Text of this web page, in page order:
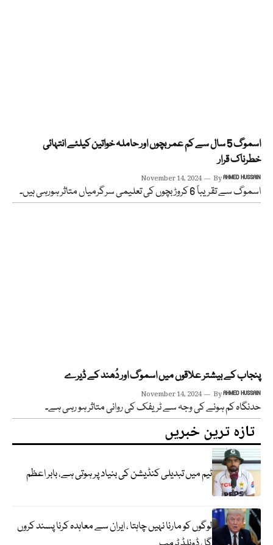
اسموگ 5 سال سے کم عمر بچوں اور حاملہ خواتین کیلئے انتہائی
خطرناک قرار
November 14, 2024 ByAHMED HUSSAIN
اسموگ سے تقریباً 6 کروڑ بچوں کی تعلیمی سرگرمیاں متاثر ہورہی ہیں۔
پنجاب کے بیشتر علاقوں میں اسموگ اور دُھند کے ڈیرے
November 14, 2024 ByAHMED HUSSAIN
حدنگاہ کم ہونے کی وجہ سے ٹریفک کی روانی متاثر ہو رہی ہے۔
تازہ ترین خبریں
ٹیم میں تبدیلی کنڈیشن کی بنیاد پر ہوتی ہے، بابر اعظم
لوگوں کو مارنا نہیں چاہتا ، ایران سے معاہدہ کرنا پسند کروں